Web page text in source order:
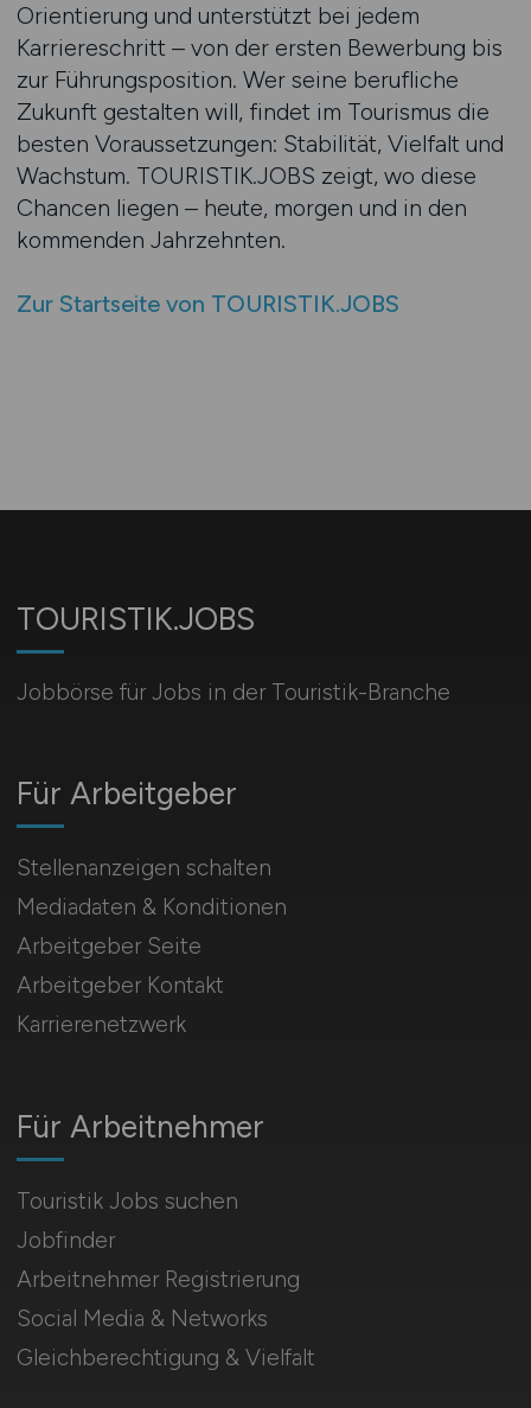
Orientierung und unterstützt bei jedem
Karriereschritt – von der ersten Bewerbung bis
zur Führungsposition. Wer seine berufliche
Zukunft gestalten will, findet im Tourismus die
besten Voraussetzungen: Stabilität, Vielfalt und
Wachstum. TOURISTIK.JOBS zeigt, wo diese
Chancen liegen – heute, morgen und in den
kommenden Jahrzehnten.
Zur Startseite von TOURISTIK.JOBS
TOURISTIK.JOBS
Jobbörse für Jobs in der Touristik-Branche
Für Arbeitnehmer
Touristik Jobs suchen
Jobfinder
Arbeitnehmer Registrierung
Social Media & Networks
Gleichberechtigung & Vielfalt
Für Arbeitgeber
Stellenanzeigen schalten
Mediadaten & Konditionen
Arbeitgeber Seite
Arbeitgeber Kontakt
Karrierenetzwerk